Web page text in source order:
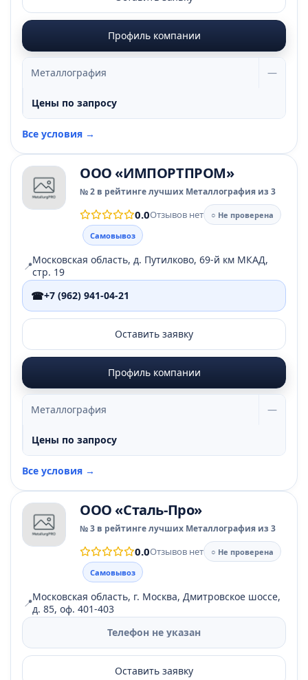
Профиль компании
Металлография —
Цены по запросу
Все условия →
ООО «ИМПОРТПРОМ»
№ 2 в рейтинге лучших Металлография из 3
0.0Отзывов нет
○ Не проверена
Самовывоз
📍Московская область, д. Путилково, 69-й км МКАД,
стр. 19
☎+7 (962) 941-04-21
Оставить заявку
Профиль компании
Металлография —
Цены по запросу
Все условия →
ООО «Сталь-Про»
№ 3 в рейтинге лучших Металлография из 3
0.0Отзывов нет
○ Не проверена
Самовывоз
📍Московская область, г. Москва, Дмитровское шоссе,
д. 85, оф. 401-403
Телефон не указан
Оставить заявку